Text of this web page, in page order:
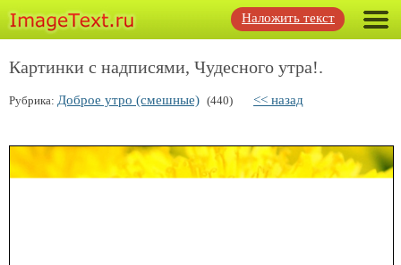
Наложить текст
Картинки с надписями, Чудесного утра!.
Рубрика: Доброе утро (смешные) (440) << назад